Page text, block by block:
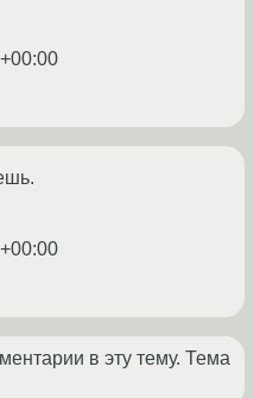
в эту тему. Тема